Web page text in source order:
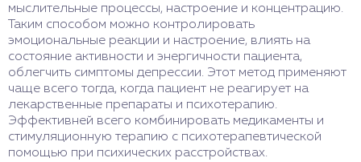
мыслительные процессы, настроение и концентрацию.
Таким способом можно контролировать
эмоциональные реакции и настроение, влиять на
состояние активности и энергичности пациента,
облегчить симптомы депрессии. Этот метод применяют
чаще всего тогда, когда пациент не реагирует на
лекарственные препараты и психотерапию.
Эффективней всего комбинировать медикаменты и
стимуляционную терапию с психотерапевтической
помощью при психических расстройствах.